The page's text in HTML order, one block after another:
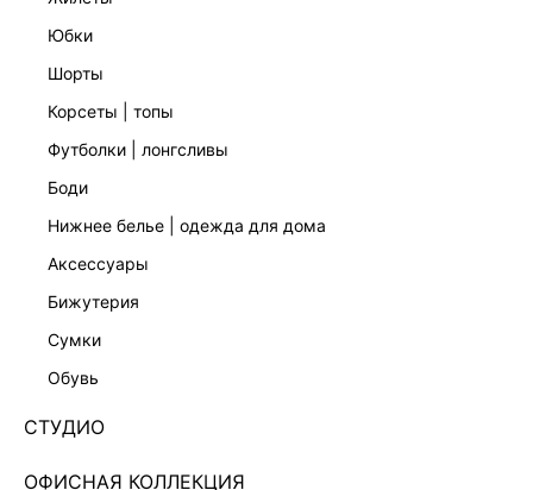
юбки
шорты
корсеты | топы
футболки | лонгсливы
боди
нижнее белье | одежда для дома
аксессуары
бижутерия
сумки
обувь
СТУДИО
ОФИСНАЯ КОЛЛЕКЦИЯ
Нет в наличии
ЦВЕТ:ЗЕЛЕНЫЙ